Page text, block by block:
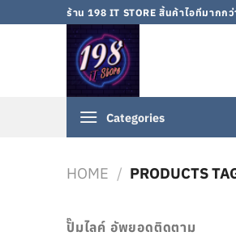
to
ร้าน 198 IT STORE สิ้นค้าไอทีมากก
Categories
HOME / PRODUCTS
ปั๊มไลค์ อัพยอดติดตาม